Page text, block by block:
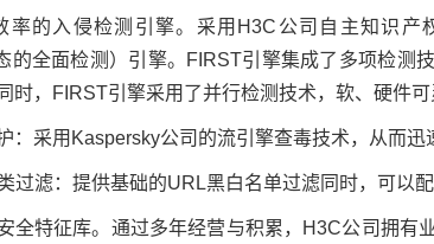
率的入侵检测引擎。采用H3C公司自主知识产
的全面检测）引擎。FIRST引擎集成了多项检测
时，FIRST引擎采用了并行检测技术，软、硬件
：采用Kaspersky公司的流引擎查毒技术，从而
过滤：提供基础的URL黑白名单过滤同时，可以
全特征库。通过多年经营与积累，H3C公司拥有